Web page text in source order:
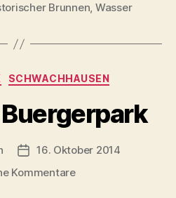
Brunnen, Wasser
Kategorien
SCHWACHHAUSEN
Buergerpark
Veröffentlichungsdatum
16. Oktober 2014
Kommentarezu